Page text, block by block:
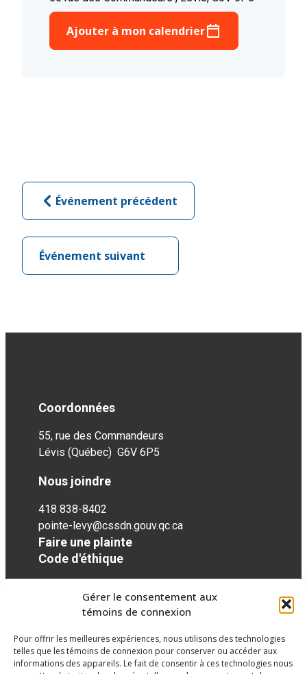
Gérer le consentement aux
témoins de connexion
Pour offrir les meilleures expériences, nous utilisons des technologies
telles que les témoins de connexion pour conserver ou accéder aux
informations des appareils. Le fait de consentir à ces technologies nous
Ajouter à mon calendrier
Événement précédent
Événement suivant
Coordonnées
55, rue des Commandeurs
Lévis (Québec) G6V 6P5
Nous joindre
418 838-8402
pointe-levy@cssdn.gouv.qc.ca
Faire une plainte
Code d'éthique
Réseaux sociaux
facebook
twittergoogleplusgoogleplusgoogleplus